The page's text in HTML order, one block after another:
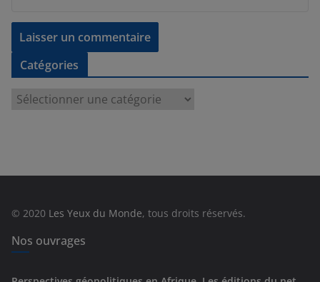
Catégories
e
s
© 2020 Les Yeux du Monde, tous droits réservés.
Nos ouvrages